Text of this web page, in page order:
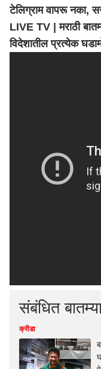
टेलिग्राम वापरू नका,
LIVE TV | मराठी
विदेशातील प्रत्येक
संबंधित
क्रीडा